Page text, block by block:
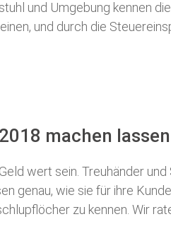
und Umgebung kennen
und durch die
machen lassen
wert sein. Treuhänder
genau, wie sie für ihre
zu kennen. Wir